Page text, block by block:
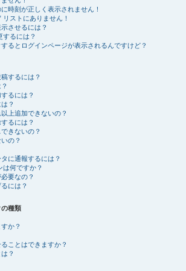
時刻が正しく表示されません！
リストにありません！
させるには？
するには？
るとログインページが表示されるんですけど？
するには？
るには？
？
上追加できないの？
るには？
きないの？
の？
に通報するには？
は何ですか？
要なの？
には？
の種類
か？
ことはできますか？
？